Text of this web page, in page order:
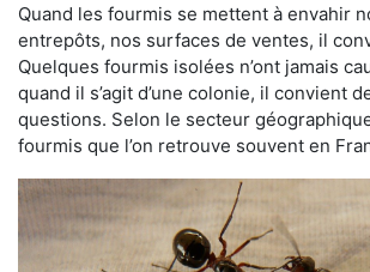
Quand les fourmis se mettent à envahir
entrepôts, nos surfaces de ventes, il
Quelques fourmis isolées n’ont jamais
quand il s’agit d’une colonie, il convient
questions. Selon le secteur
fourmis que l’on retrouve souvent en